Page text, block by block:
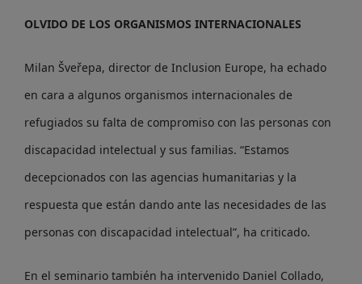
OLVIDO DE LOS ORGANISMOS INTERNACIONALES
Milan Šveřepa, director de Inclusion Europe, ha echado
en cara a algunos organismos internacionales de
refugiados su falta de compromiso con las personas con
discapacidad intelectual y sus familias. “Estamos
decepcionados con las agencias humanitarias y la
respuesta que están dando ante las necesidades de las
personas con discapacidad intelectual”, ha criticado.
En el seminario también ha intervenido Daniel Collado,